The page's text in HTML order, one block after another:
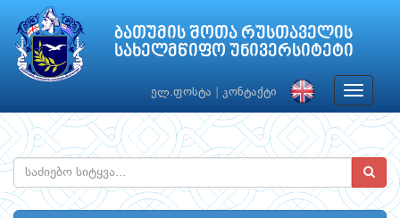
ბათუმის შოთა რუსთაველის
სახელმწიფო უნივერსიტეტი
ელ.ფოსტა კონტაქტი
Toggle